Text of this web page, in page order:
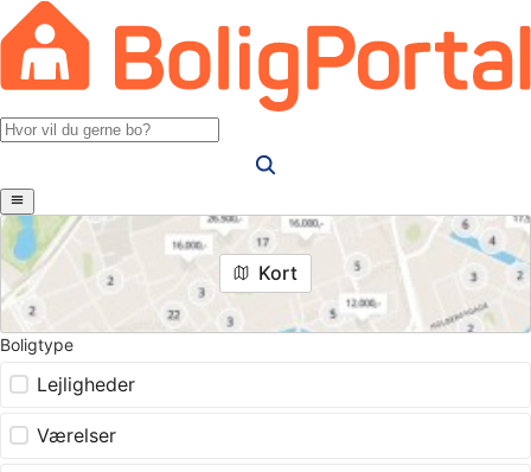
Kort
Boligtype
Lejligheder
Værelser